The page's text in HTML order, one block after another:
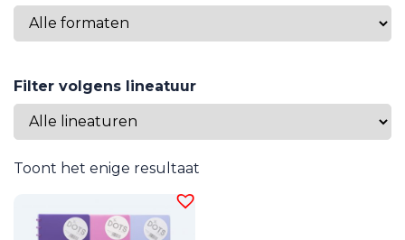
Filter volgens lineatuur
Toont het enige resultaat